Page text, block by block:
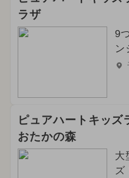
ラザ
9
ン
ピュアハートキッ
おたかの森
大
ズ